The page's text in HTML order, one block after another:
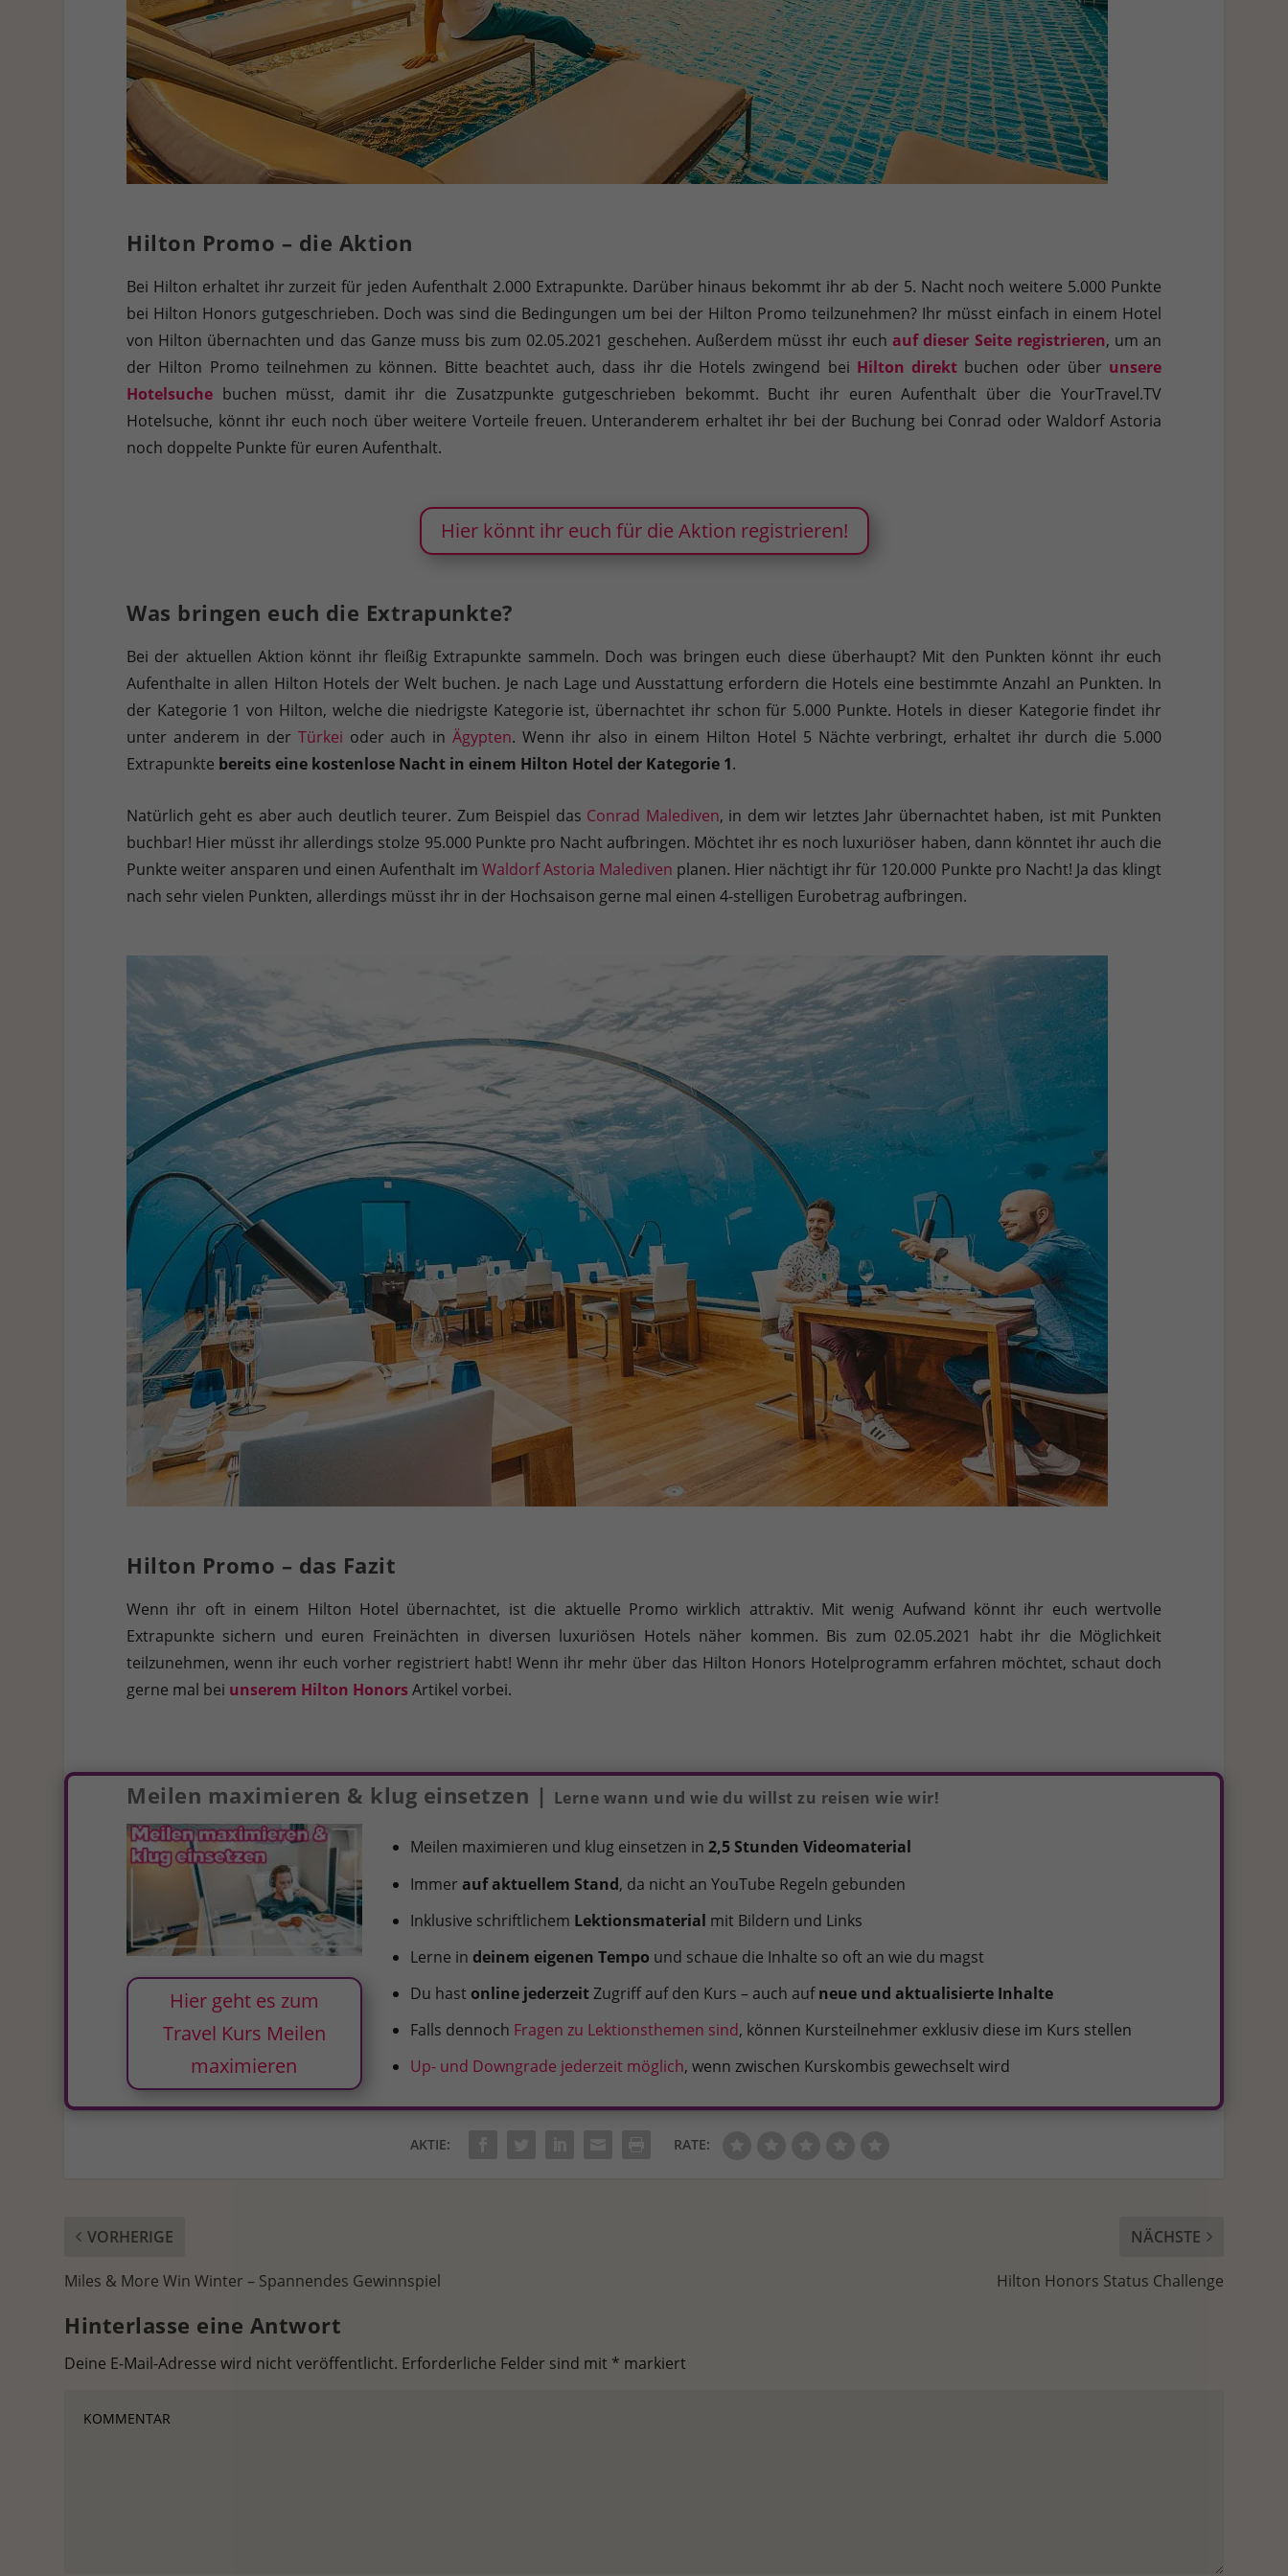
Hilton Promo – die Aktion
Bei Hilton erhaltet ihr zurzeit für jeden Aufenthalt 2.000 Extrapunkte. Darüber hinaus bekommt ihr ab der 5. Nacht noch weitere 5.000 Punkte
bei Hilton Honors gutgeschrieben. Doch was sind die Bedingungen um bei der Hilton Promo teilzunehmen? Ihr müsst einfach in einem Hotel
von Hilton übernachten und das Ganze muss bis zum 02.05.2021 geschehen. Außerdem müsst ihr euchauf dieser Seite registrieren, um an
der Hilton Promo teilnehmen zu können. Bitte beachtet auch, dass ihr die Hotels zwingend bei Hilton direkt buchen oder über unsere
Hotelsuche buchen müsst, damit ihr die Zusatzpunkte gutgeschrieben bekommt. Bucht ihr euren Aufenthalt über die YourTravel.TV
Hotelsuche, könnt ihr euch noch über weitere Vorteile freuen. Unteranderem erhaltet ihr bei der Buchung bei Conrad oder Waldorf Astoria
noch doppelte Punkte für euren Aufenthalt.
Hier könnt ihr euch für die Aktion registrieren!
Was bringen euch die Extrapunkte?
Bei der aktuellen Aktion könnt ihr fleißig Extrapunkte sammeln. Doch was bringen euch diese überhaupt? Mit den Punkten könnt ihr euch
Aufenthalte in allen Hilton Hotels der Welt buchen. Je nach Lage und Ausstattung erfordern die Hotels eine bestimmte Anzahl an Punkten. In
der Kategorie 1 von Hilton, welche die niedrigste Kategorie ist, übernachtet ihr schon für 5.000 Punkte. Hotels in dieser Kategorie findet ihr
unter anderem in der Türkei oder auch inÄgypten. Wenn ihr also in einem Hilton Hotel 5 Nächte verbringt, erhaltet ihr durch die 5.000
Extrapunkte bereits eine kostenlose Nacht in einem Hilton Hotel der Kategorie 1.
Natürlich geht es aber auch deutlich teurer. Zum Beispiel das Conrad Malediven, in dem wir letztes Jahr übernachtet haben, ist mit Punkten
buchbar! Hier müsst ihr allerdings stolze 95.000 Punkte pro Nacht aufbringen. Möchtet ihr es noch luxuriöser haben, dann könntet ihr auch die
Punkte weiter ansparen und einen Aufenthalt im Waldorf Astoria Malediven planen. Hier nächtigt ihr für 120.000 Punkte pro Nacht! Ja das klingt
nach sehr vielen Punkten, allerdings müsst ihr in der Hochsaison gerne mal einen 4-stelligen Eurobetrag aufbringen.
Hilton Promo – das Fazit
Wenn ihr oft in einem Hilton Hotel übernachtet, ist die aktuelle Promo wirklich attraktiv. Mit wenig Aufwand könnt ihr euch wertvolle
Extrapunkte sichern und euren Freinächten in diversen luxuriösen Hotels näher kommen. Bis zum 02.05.2021 habt ihr die Möglichkeit
teilzunehmen, wenn ihr euch vorher registriert habt! Wenn ihr mehr über das Hilton Honors Hotelprogramm erfahren möchtet, schaut doch
gerne mal bei unserem Hilton HonorsArtikel vorbei.
Meilen maximieren & klug einsetzen | Lerne wann und wie du willst zu reisen wie wir!
Hier geht es zum
Travel Kurs Meilen
maximieren
Meilen maximieren und klug einsetzen in2,5 Stunden Videomaterial
Immerauf aktuellem Stand, da nicht an YouTube Regeln gebunden
Inklusive schriftlichem Lektionsmaterial mit Bildern und Links
Lerne in deinem eigenen Tempo und schaue die Inhalte so oft an wie du magst
Du hastonline jederzeitZugriff auf den Kurs – auch aufneue und aktualisierte Inhalte
Falls dennoch Fragen zu Lektionsthemen sind, können Kursteilnehmer exklusiv diese im Kurs stellen
Up- und Downgrade jederzeit möglich, wenn zwischen Kurskombis gewechselt wird
AKTIE: RATE:
VORHERIGE
Miles & More Win Winter – Spannendes Gewinnspiel
NÄCHSTE
Hilton Honors Status Challenge
Hinterlasse eine Antwort
Deine E-Mail-Adresse wird nicht veröffentlicht. Erforderliche Felder sind mit * markiert